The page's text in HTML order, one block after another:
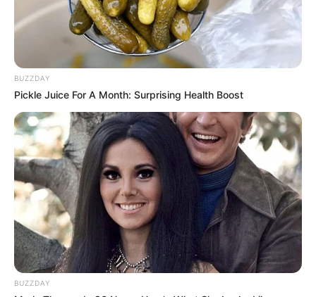
BUZZDAY
Pickle Juice For A Month: Surprising Health Boost
BUZZDAY